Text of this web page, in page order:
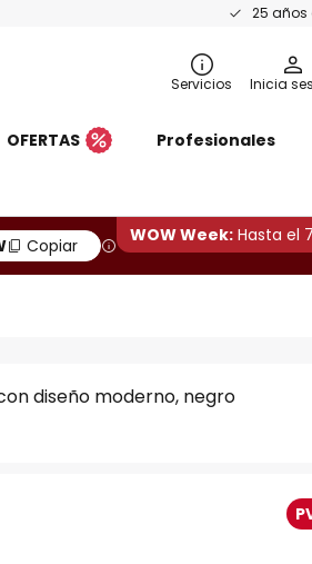
25 años
Servicios Inicia
OFERTAS Profesionales
Copiar WOW Week: Hasta el
diseño moderno, negro